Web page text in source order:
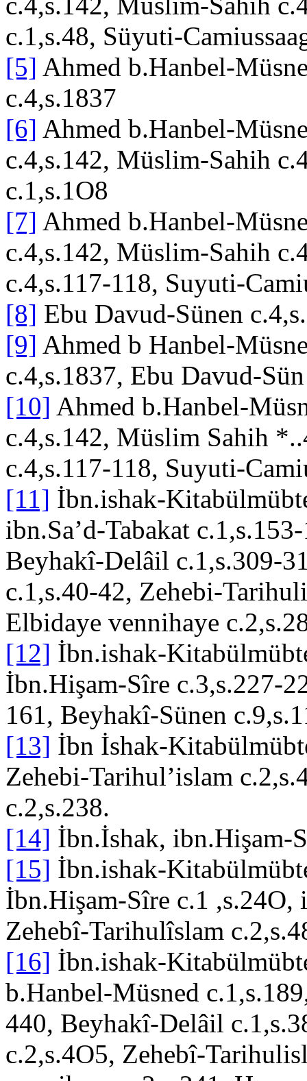
c.1,s.48, Süyuti-
[5] Ahmed b.Hanbel-
c.4,s.1837
[6] Ahmed b.Hanbel-
c.4,s.142, Müslim-Sahih
c.1,s.1O8
[7] Ahmed b.Hanbel-
c.4,s.142, Müslim-Sahih
c.4,s.117-118, Suyuti-
[8] Ebu Davud-Sünen
[9] Ahmed b Hanbel-
c.4,s.1837, Ebu Davud-
[10] Ahmed b.Hanbel-
c.4,s.142, Müslim Sahih
c.4,s.117-118, Suyuti-
[11] İbn.ishak-
ibn.Sa’d-Tabakat
Beyhakî-Delâil c.1,s.309-
c.1,s.40-42, Zehebi-
Elbidaye vennihaye
[12] İbn.ishak-
İbn.Hişam-Sîre c.3,s.227-
161, Beyhakî-Sünen
[13] İbn İshak-
Zehebi-Tarihul’islam
c.2,s.238.
[14] İbn.İshak, ibn.Hişam-
[15] İbn.ishak-
İbn.Hişam-Sîre c.1 ,s.24O,
Zehebî-Tarihulîslam
[16] İbn.ishak-
b.Hanbel-Müsned
440, Beyhakî-Delâil
c.2,s.4O5, Zehebî-